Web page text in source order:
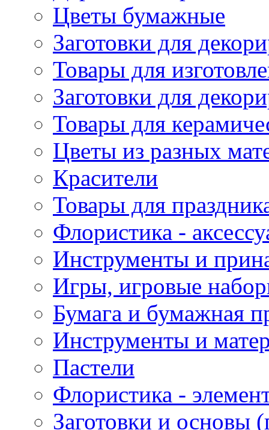
Цветы бумажные
Заготовки для
Товары для
Заготовки для
Товары для
Цветы из разных
Красители
Товары для
Флористика -
Инструменты и
Игры, игровые
Бумага и бумажная
Инструменты и
Пастели
Флористика -
Заготовки и основы